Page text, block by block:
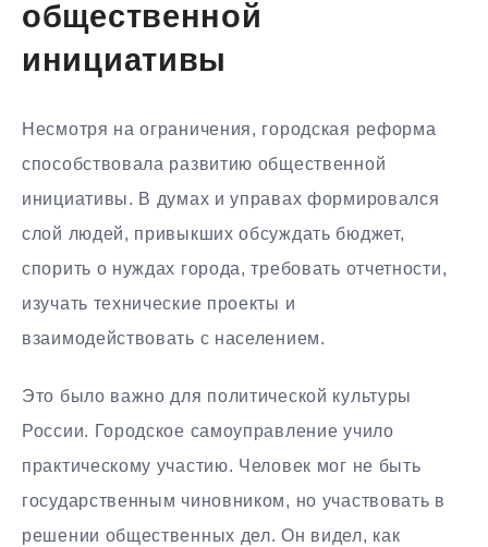
общественной
инициативы
Несмотря на ограничения, городская реформа
способствовала развитию общественной
инициативы. В думах и управах формировался
слой людей, привыкших обсуждать бюджет,
спорить о нуждах города, требовать отчетности,
изучать технические проекты и
взаимодействовать с населением.
Это было важно для политической культуры
России. Городское самоуправление учило
практическому участию. Человек мог не быть
государственным чиновником, но участвовать в
решении общественных дел. Он видел, как